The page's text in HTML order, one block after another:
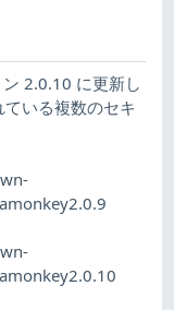
2.0.10 に更新し
いる複数のセキ